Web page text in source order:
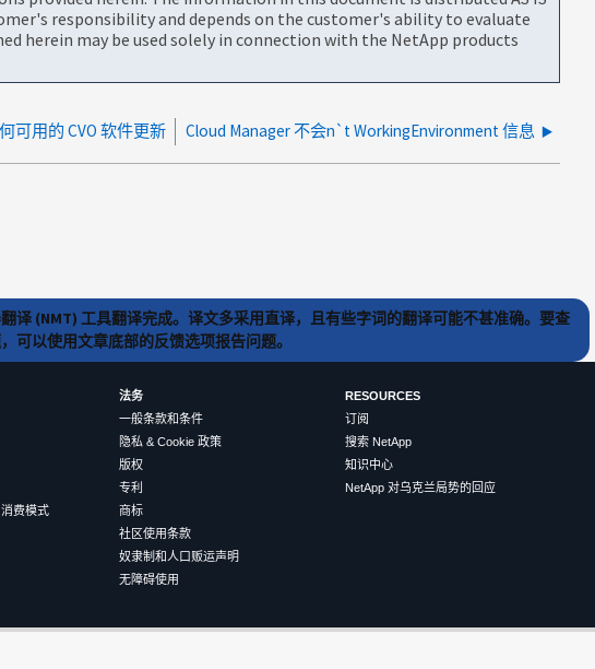
responsibility and depends on the customer's ability to evaluate
may be used solely in connection with the NetApp products
可用的 CVO 软件更新 Cloud Manager 不会n`t WorkingEnvironment 信息
(NMT) 工具翻译完成。译文多采用直译，且有些字词的翻译可能不甚准确。要查
可以使用文章底部的反馈选项报告问题。
费模式
法务
一般条款和条件
隐私 & Cookie 政策
版权
专利
商标
社区使用条款
奴隶制和人口贩运声明
无障碍使用
RESOURCES
订阅
搜索 NetApp
知识中心
NetApp 对乌克兰局势的回应